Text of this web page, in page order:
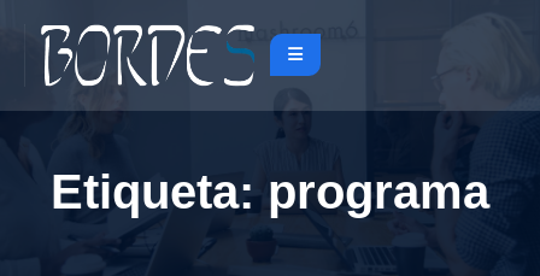
Etiqueta: programa